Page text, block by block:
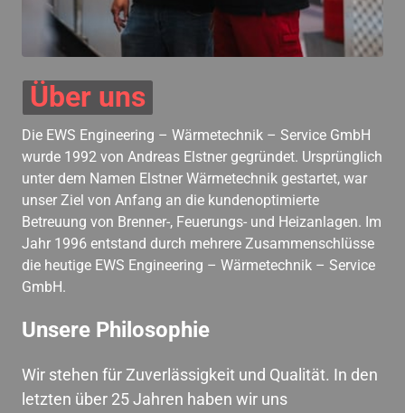
Über uns
Die EWS Engineering – Wärmetechnik – Service GmbH
wurde 1992 von Andreas Elstner gegründet. Ursprünglich
unter dem Namen Elstner Wärmetechnik gestartet, war
unser Ziel von Anfang an die kundenoptimierte
Betreuung von Brenner-, Feuerungs- und Heizanlagen. Im
Jahr 1996 entstand durch mehrere Zusammenschlüsse
die heutige EWS Engineering – Wärmetechnik – Service
GmbH.
Unsere Philosophie
Wir stehen für Zuverlässigkeit und Qualität. In
letzten über 25 Jahren haben wir